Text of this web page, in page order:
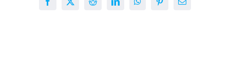
Facebook
X RedditLinkedInWhatsAppPinterest
E-